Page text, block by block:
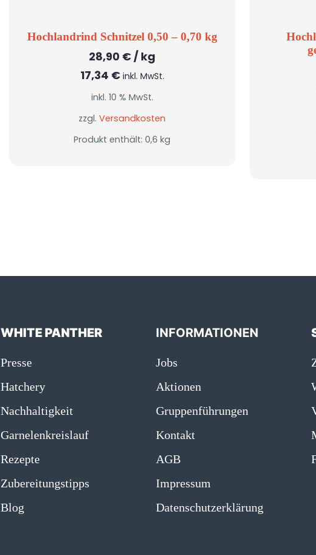
Hochlandrind Schnitzel 0,50 – 0,70 kg
28,90 € / kg
17,34 € inkl. MwSt.
inkl. 10 % MwSt.
zzgl.Versandkosten
Produkt enthält: 0,6kg
WHITE PANTHER
Presse
Hatchery
Nachhaltigkeit
Garnelenkreislauf
Rezepte
Zubereitungstipps
Blog
INFORMATIONEN
Jobs
Aktionen
Gruppenführungen
Kontakt
AGB
Impressum
Datenschutzerklärung